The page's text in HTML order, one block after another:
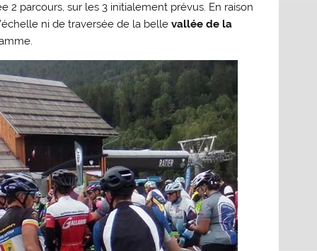
2 parcours, sur les 3 initialement prévus. En raison
ni de traversée de la bellevallée de la